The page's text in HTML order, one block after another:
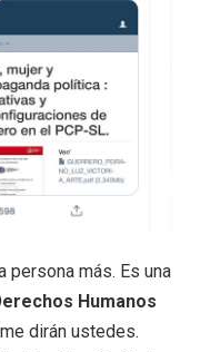
persona más. Es una
Humanos
dirán ustedes.